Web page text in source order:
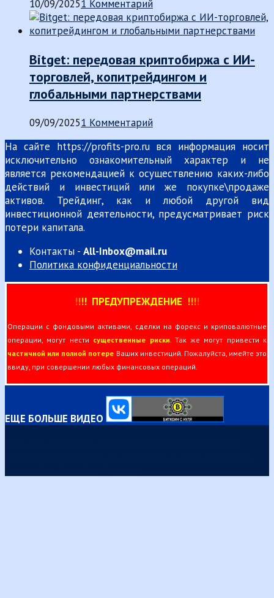
10/09/20251 Комментарий
Bitget: передовая криптобиржа с ИИ-
торговлей, копитрейдингом и
глобальными партнерствами
09/09/20251 Комментарий
На сайте https://profits-pro.ru вся информация носит
исключительно ознакомительный характер и не
является рекомендацией к осуществлению каких-либо
действий и инвестиций или же покупке\продаже
активов. Трейдинг, как и любой другой вид
инвестиционной деятельности, предусматривает риск
потери капитала.
Контакты - All-Inbox@mail.ru
Политика конфиденциальности
!!!! ПРЕДУПРЕЖДЕНИЕ !!!!
Операции с фондовыми активами, сделки на форекс и криповалютные
операции, могут нести существенные риски. Так же могут привести к
частичной или полной потере Ваших инвестиций. Пожалуйста, имейте это
ввиду, при совершении любых финансовых операций.
ЕЩЕ БОЛЬШЕ ВИДЕО